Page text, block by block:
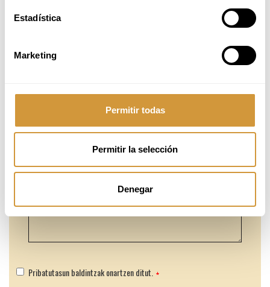
Estadística
Marketing
Permitir todas
Permitir la selección
Denegar
Pribatutasun baldintzak onartzen ditut.